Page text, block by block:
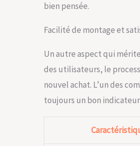
bien pensée.
Facilité de montage et
Un autre aspect qui
des utilisateurs, le
nouvel achat. L’un des
toujours un bon